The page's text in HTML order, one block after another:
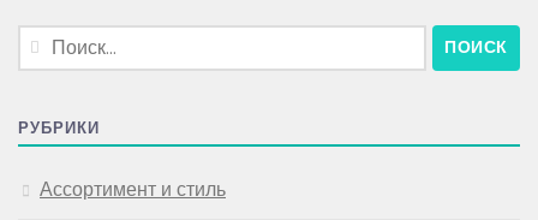
Найти:
РУБРИКИ
Ассортимент и стиль